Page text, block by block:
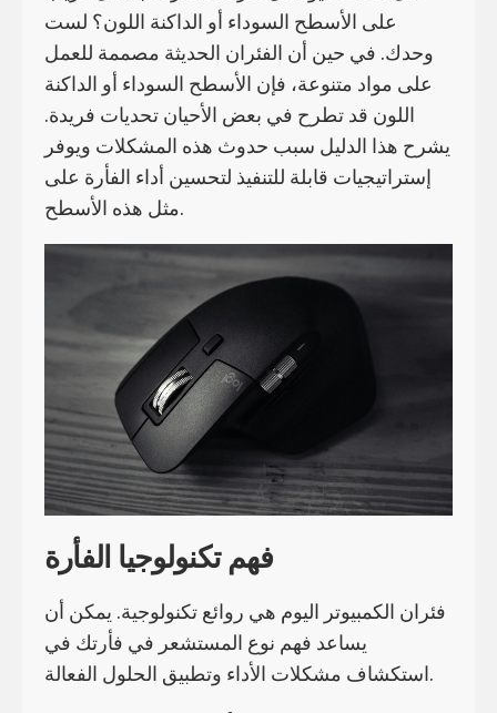
على الأسطح السوداء أو الداكنة اللون؟ لست
وحدك. في حين أن الفئران الحديثة مصممة للعمل
على مواد متنوعة، فإن الأسطح السوداء أو الداكنة
اللون قد تطرح في بعض الأحيان تحديات فريدة.
يشرح هذا الدليل سبب حدوث هذه المشكلات ويوفر
إستراتيجيات قابلة للتنفيذ لتحسين أداء الفأرة على
مثل هذه الأسطح.
فهم تكنولوجيا الفأرة
فئران الكمبيوتر اليوم هي روائع تكنولوجية. يمكن أن
يساعد فهم نوع المستشعر في فأرتك في
استكشاف مشكلات الأداء وتطبيق الحلول الفعالة.